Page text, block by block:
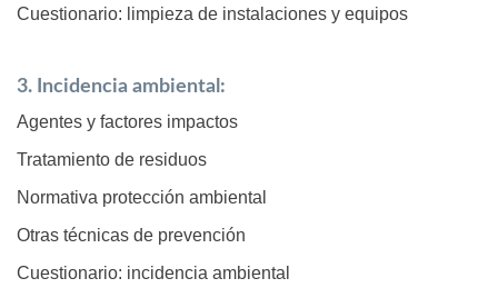
Cuestionario: limpieza de instalaciones y equipos
3. Incidencia ambiental:
Agentes y factores impactos
Tratamiento de residuos
Normativa protección ambiental
Otras técnicas de prevención
Cuestionario: incidencia ambiental